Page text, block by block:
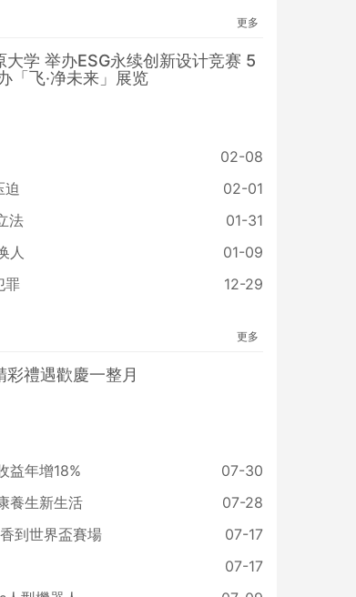
更多
大学 举办ESG永续创新设计竞赛 5
「飞‧净未来」展览
02-08
迫
02-01
法
01-31
人
01-09
罪
12-29
更多
彩禮遇歡慶一整月
益年增18%
07-30
養生新生活
07-28
到世界盃賽場
07-17
07-17